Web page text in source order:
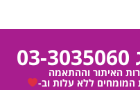
האיתור וההתאמה
המומחים ללא עלות וב-